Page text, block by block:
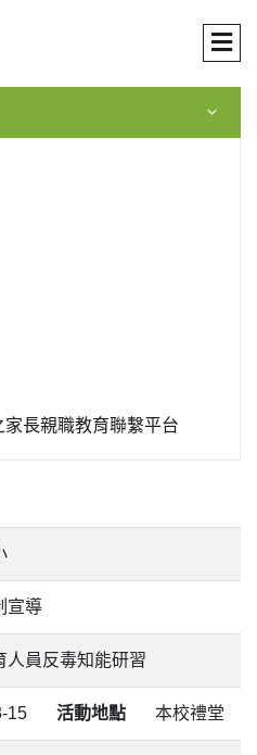
長親職教育聯繫平台
宣導
人員反毒知能研習
15 活動地點 本校禮堂